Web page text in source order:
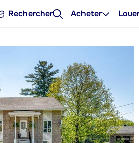
Rechercher Acheter